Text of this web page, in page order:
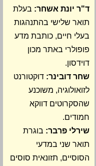
ד"ר יונת אשחר: בעלת
תואר שלישי בהתנהגות
בעלי חיים, כותבת מדע
פופולרי באתר מכון
דוידסון.
שחר דובינר: דוקטורנט
לזואולוגיה, משוכנע
שהסקרוטים דווקא
חמודים.
שירלי פרבר: בוגרת
תואר שני במדעי
הסוסיים, תזונאית סוסים